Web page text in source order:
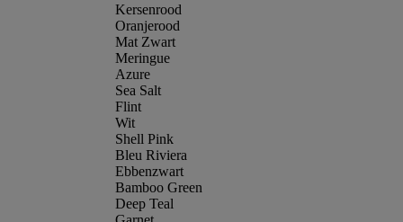
Kersenrood
Oranjerood
Mat Zwart
Meringue
Azure
Sea Salt
Flint
Wit
Shell Pink
Bleu Riviera
Ebbenzwart
Bamboo Green
Deep Teal